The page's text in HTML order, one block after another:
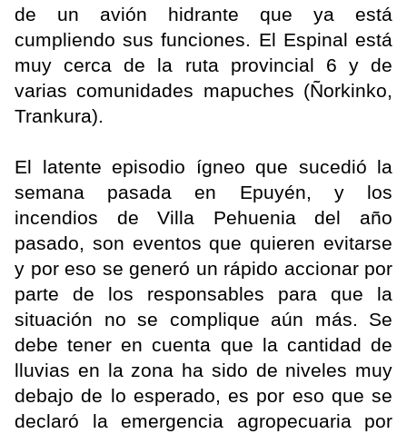
de un avión hidrante que ya está
cumpliendo sus funciones. El Espinal está
muy cerca de la ruta provincial 6 y de
varias comunidades mapuches (Ñorkinko,
Trankura).
El latente episodio ígneo que sucedió la
semana pasada en Epuyén, y los
incendios de Villa Pehuenia del año
pasado, son eventos que quieren evitarse
y por eso se generó un rápido accionar por
parte de los responsables para que la
situación no se complique aún más. Se
debe tener en cuenta que la cantidad de
lluvias en la zona ha sido de niveles muy
debajo de lo esperado, es por eso que se
declaró la emergencia agropecuaria por